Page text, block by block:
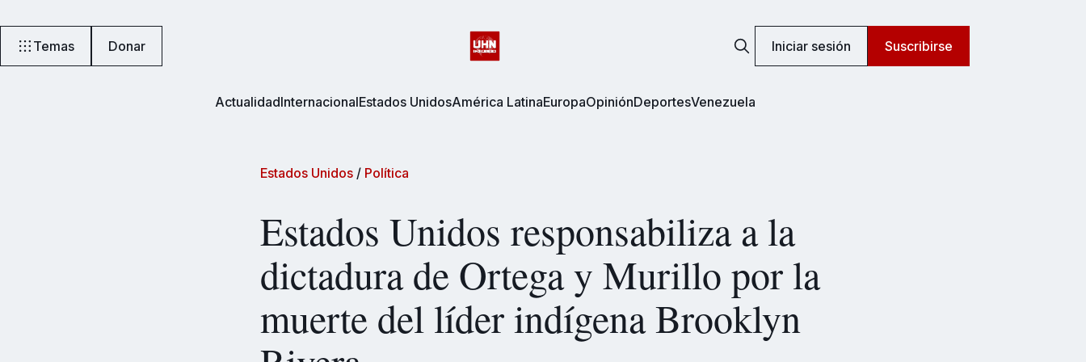
Temas Donar Iniciar sesión Suscribirse
ActualidadInternacionalEstados UnidosAmérica LatinaEuropaOpiniónDeportesVenezuela
Estados Unidos / Política
Estados Unidos responsabiliza a la
dictadura de Ortega y Murillo por la
muerte del líder indígena Brooklyn